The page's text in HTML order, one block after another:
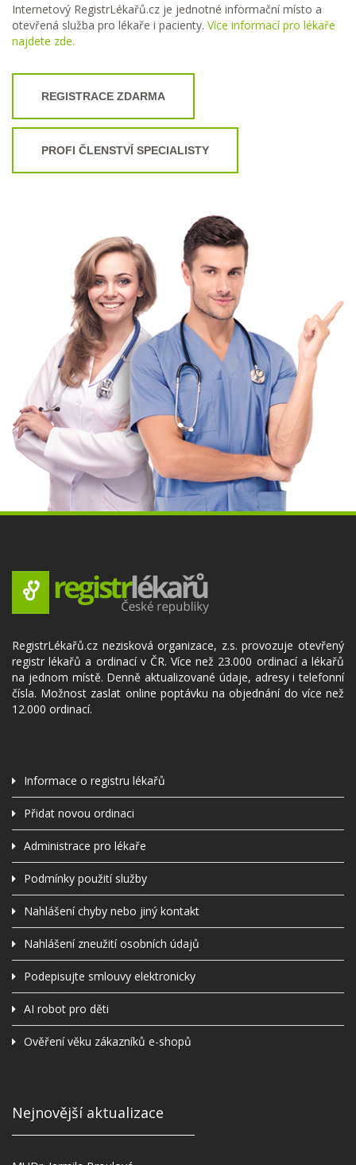
Internetový RegistrLékařů.cz je jednotné informační místo a
otevřená služba pro lékaře i pacienty. Více informací pro lékaře
najdete zde.
REGISTRACE ZDARMA
PROFI ČLENSTVÍ SPECIALISTY
RegistrLékařů.cz nezisková organizace, z.s. provozuje otevřený
registr lékařů a ordinací v ČR. Více než 23.000 ordinací a lékařů
na jednom místě. Denně aktualizované údaje, adresy i telefonní
čísla. Možnost zaslat online poptávku na objednání do více než
12.000 ordinací.
Informace o registru lékařů
Přidat novou ordinaci
Administrace pro lékaře
Podmínky použití služby
Nahlášení chyby nebo jiný kontakt
Nahlášení zneužití osobních údajů
Podepisujte smlouvy elektronicky
AI robot pro děti
Ověření věku zákazníků e-shopů
Nejnovější aktualizace